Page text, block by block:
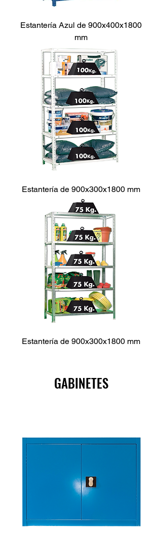
Estantería Azul de 900x400x1800
mm
Estantería de 900x300x1800 mm
Estantería de 900x300x1800 mm
GABINETES